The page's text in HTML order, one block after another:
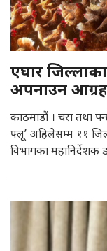
एघार
अपनाउन आग्रह
काठमाडौं । चरा तथा
फ्लू’ अहिलेसम्म ११
विभागका